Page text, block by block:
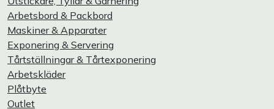
Arbetsbord & Packbord
Maskiner & Apparater
Exponering & Servering
Tårtställningar & Tårtexponering
Arbetskläder
Plåtbyte
Outlet